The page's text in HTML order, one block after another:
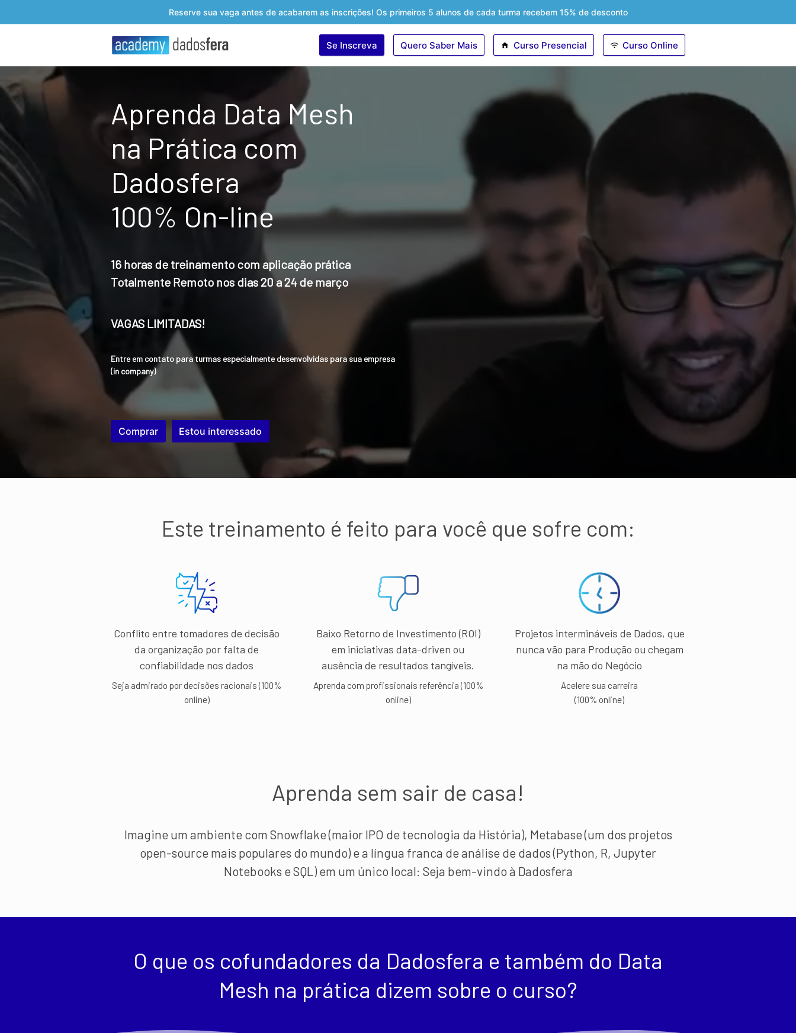
Reserve sua vaga antes de acabarem as inscrições! Os primeiros 5 alunos de cada turma recebem 15% de desconto
Se Inscreva Quero Saber Mais Curso Presencial Curso Online
Aprenda Data Mesh
na Prática com
Dadosfera
100% On-line
16 horas de treinamento com aplicação prática
Totalmente Remoto nos dias 20 a 24 de março
VAGAS LIMITADAS!
Entre em contato para turmas especialmente desenvolvidas para sua empresa
(in company)
Comprar Estou interessado
Este treinamento é feito para você que sofre com:
Conflito entre tomadores de decisão
da organização por falta de
confiabilidade nos dados
Seja admirado por decisões racionais (100%
online)
Baixo Retorno de Investimento (ROI)
em iniciativas data-driven ou
ausência de resultados tangíveis.
Aprenda com profissionais referência (100%
online)
Projetos intermináveis de Dados, que
nunca vão para Produção ou chegam
na mão do Negócio
Acelere sua carreira
(100% online)
Aprenda sem sair de casa!
Imagine um ambiente com Snowflake (maior IPO de tecnologia da História), Metabase (um dos projetos
open-source mais populares do mundo) e a língua franca de análise de dados (Python, R, Jupyter
Notebooks e SQL) em um único local: Seja bem-vindo à Dadosfera
O que os cofundadores da Dadosfera e também do Data
Mesh na prática dizem sobre o curso?